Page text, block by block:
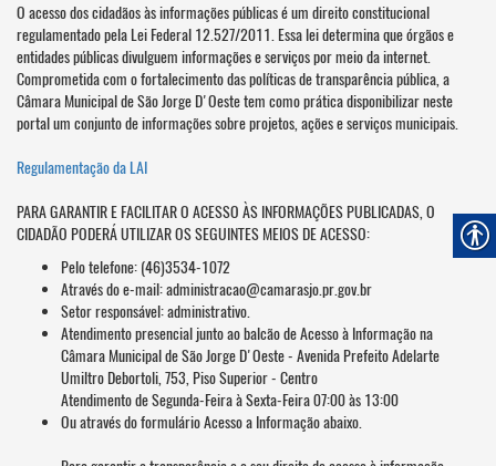
O acesso dos cidadãos às informações públicas é um direito constitucional
regulamentado pela Lei Federal 12.527/2011. Essa lei determina que órgãos e
entidades públicas divulguem informações e serviços por meio da internet.
Comprometida com o fortalecimento das políticas de transparência pública, a
Câmara Municipal de São Jorge D'Oeste tem como prática disponibilizar neste
portal um conjunto de informações sobre projetos, ações e serviços municipais.
Regulamentação da LAI
PARA GARANTIR E FACILITAR O ACESSO ÀS INFORMAÇÕES PUBLICADAS, O
CIDADÃO PODERÁ UTILIZAR OS SEGUINTES MEIOS DE ACESSO:
Pelo telefone: (46)3534-1072
Através do e-mail: administracao@camarasjo.pr.gov.br
Setor responsável: administrativo.
Atendimento presencial junto ao balcão de Acesso à Informação na
Câmara Municipal de São Jorge D'Oeste - Avenida Prefeito Adelarte
Umiltro Debortoli, 753, Piso Superior - Centro
Atendimento de Segunda-Feira à Sexta-Feira 07:00 às 13:00
Ou através do formulário Acesso a Informação abaixo.